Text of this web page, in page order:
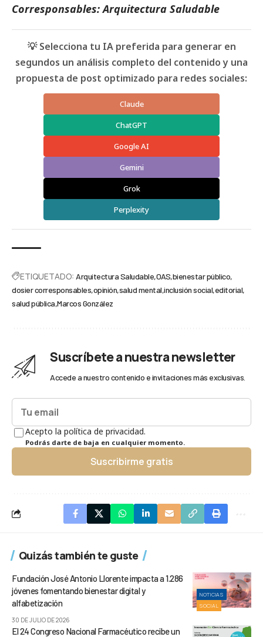
Corresponsables: Arquitectura Saludable
💡 Selecciona tu IA preferida para generar en
segundos un análisis completo del contenido y una
propuesta de post optimizado para redes sociales:
Claude
ChatGPT
Google AI
Gemini
Grok
Perplexity
ETIQUETADO: Arquitectura Saludable OAS bienestar público
dosier corresponsables opinión salud mental inclusión social editorial
salud pública Marcos González
Suscríbete a nuestra newsletter
Accede a nuestro contenido e invitaciones más exclusivas.
Acepto la política de privacidad.
Podrás darte de baja en cualquier momento.
Suscribirme gratis
Quizás también te guste
NOTICIAS
SOCIAL
Fundación José Antonio Llorente impacta a 1.286
jóvenes fomentando bienestar digital y
alfabetización
30 DE JULIO DE 2026
El 24 Congreso Nacional Farmacéutico recibe un